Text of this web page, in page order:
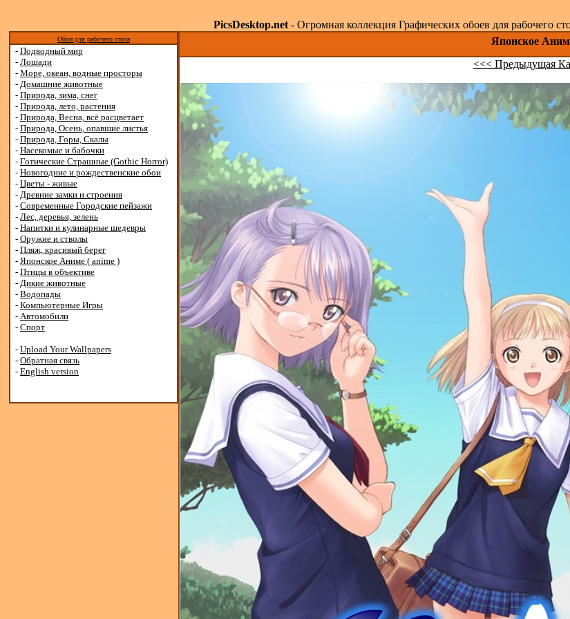
PicsDesktop.net- Огромная коллекция Графических обоев для рабочего
Обои для рабочего стола
- Подводный мир
- Лошади
- Море, океан, водные просторы
- Домашние животные
- Природа, зима, снег
- Природа, лето, растения
- Природа, Весна, всё расцветает
- Природа, Осень, опавшие листья
- Природа, Горы, Скалы
- Насекомые и бабочки
- Готические Страшные (Gothic Horror)
- Новогодние и рождественские обои
- Цветы - живые
- Древние замки и строения
- Современные Городские пейзажи
- Лес, деревья, зелень
- Напитки и кулинарные шедевры
- Оружие и стволы
- Пляж, красивый берег
- Японское Аниме ( anime )
- Птицы в объективе
- Дикие животные
- Водопады
- Компьютерные Игры
- Автомобили
- Спорт
- Upload Your Wallpapers
- Обратная связь
- English version
Японское
<<< Предыдущая